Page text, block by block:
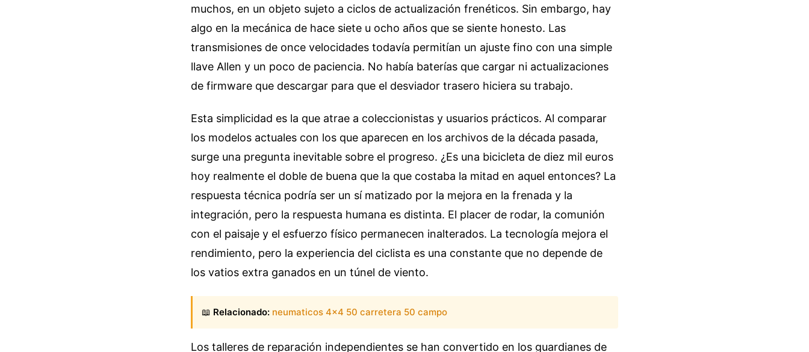
muchos, en un objeto sujeto a ciclos de actualización frenéticos. Sin embargo, hay
algo en la mecánica de hace siete u ocho años que se siente honesto. Las
transmisiones de once velocidades todavía permitían un ajuste fino con una simple
llave Allen y un poco de paciencia. No había baterías que cargar ni actualizaciones
de firmware que descargar para que el desviador trasero hiciera su trabajo.
Esta simplicidad es la que atrae a coleccionistas y usuarios prácticos. Al comparar
los modelos actuales con los que aparecen en los archivos de la década pasada,
surge una pregunta inevitable sobre el progreso. ¿Es una bicicleta de diez mil euros
hoy realmente el doble de buena que la que costaba la mitad en aquel entonces? La
respuesta técnica podría ser un sí matizado por la mejora en la frenada y la
integración, pero la respuesta humana es distinta. El placer de rodar, la comunión
con el paisaje y el esfuerzo físico permanecen inalterados. La tecnología mejora el
rendimiento, pero la experiencia del ciclista es una constante que no depende de
los vatios extra ganados en un túnel de viento.
📖 Relacionado: neumaticos 4x4 50 carretera 50 campo
Los talleres de reparación independientes se han convertido en los guardianes de